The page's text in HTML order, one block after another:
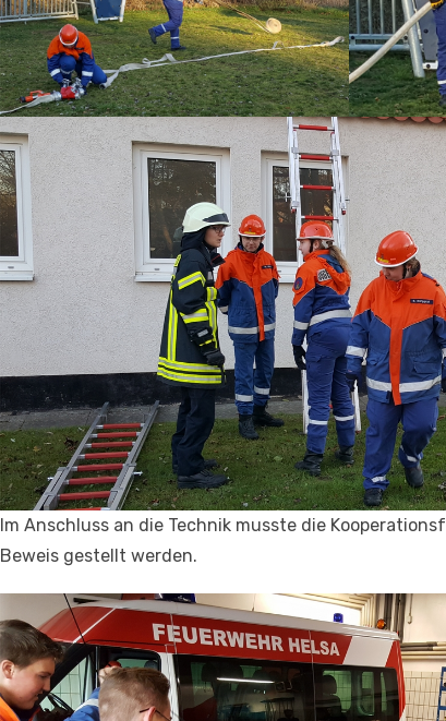
Im Anschluss an die Technik musste die
Beweis gestellt werden.